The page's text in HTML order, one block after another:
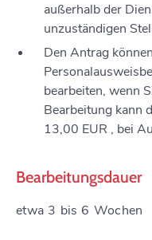
außerhalb der
unzuständigen
Den Antrag
bearbeiten, wenn
Bearbeitung kann
13,00 EUR , bei
Bearbeitungsdauer
etwa 3 bis 6 Wochen